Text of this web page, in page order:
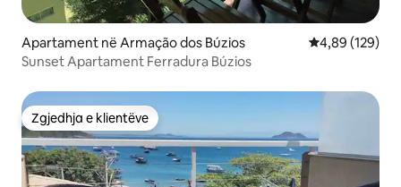
Apartament në Armação dos Búzios Vlerësimi
4,89 (129)
Sunset Apartament Ferradura Búzios
Zgjedhja e klientëve
Zgjedhja e klientëve